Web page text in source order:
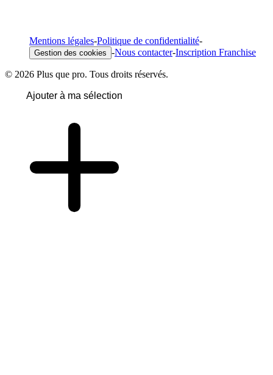
Mentions légales-Politique de confidentialité-
Gestion des cookies -Nous contacter-Inscription Franchise
© 2026 Plus que pro. Tous droits réservés.
Ajouter à ma sélection